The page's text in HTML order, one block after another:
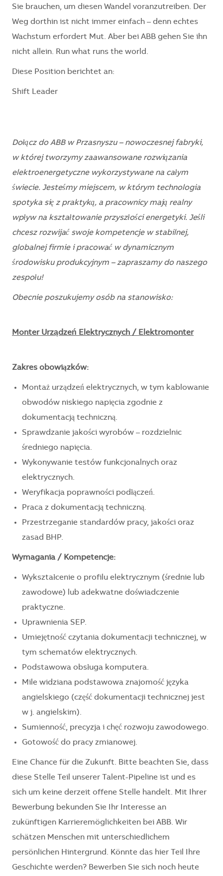
Sie brauchen, um diesen Wandel voranzutreiben. Der
Weg dorthin ist nicht immer einfach – denn echtes
Wachstum erfordert Mut. Aber bei ABB gehen Sie ihn
nicht allein. Run what runs the world.
Diese Position berichtet an:
Shift Leader
Dołącz do ABB w Przasnyszu – nowoczesnej fabryki,
w której tworzymy zaawansowane rozwiązania
elektroenergetyczne wykorzystywane na całym
świecie. Jesteśmy miejscem, w którym technologia
spotyka się z praktyką, a pracownicy mają realny
wpływ na kształtowanie przyszłości energetyki. Jeśli
chcesz rozwijać swoje kompetencje w stabilnej,
globalnej firmie i pracować w dynamicznym
środowisku produkcyjnym – zapraszamy do naszego
zespołu!
Obecnie poszukujemy osób na stanowisko:
Monter Urządzeń Elektrycznych / Elektromonter
Zakres obowiązków:
Montaż urządzeń elektrycznych, w tym kablowanie
obwodów niskiego napięcia zgodnie z
dokumentacją techniczną.
Sprawdzanie jakości wyrobów – rozdzielnic
średniego napięcia.
Wykonywanie testów funkcjonalnych oraz
elektrycznych.
Weryfikacja poprawności podłączeń.
Praca z dokumentacją techniczną.
Przestrzeganie standardów pracy, jakości oraz
zasad BHP.
Wymagania / Kompetencje:
Wykształcenie o profilu elektrycznym (średnie lub
zawodowe) lub adekwatne doświadczenie
praktyczne.
Uprawnienia SEP.
Umiejętność czytania dokumentacji technicznej, w
tym schematów elektrycznych.
Podstawowa obsługa komputera.
Mile widziana podstawowa znajomość języka
angielskiego (część dokumentacji technicznej jest
w j. angielskim).
Sumienność, precyzja i chęć rozwoju zawodowego.
Gotowość do pracy zmianowej.
Eine Chance für die Zukunft. Bitte beachten Sie, dass
diese Stelle Teil unserer Talent-Pipeline ist und es
sich um keine derzeit offene Stelle handelt. Mit Ihrer
Bewerbung bekunden Sie Ihr Interesse an
zukünftigen Karrieremöglichkeiten bei ABB. Wir
schätzen Menschen mit unterschiedlichem
persönlichen Hintergrund. Könnte das hier Teil Ihre
Geschichte werden? Bewerben Sie sich noch heute